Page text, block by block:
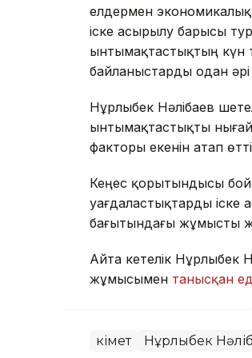
елдермен экономикалық
іске асырылу барысы
ынтымақтастықтың күн
байланыстарды одан
Нұрлыбек Нәлібаев
ынтымақтастықты
факторы екенін атап
Кеңес қорытындысы
уағдаластықтарды
бағытындағы жұмысты
Айта кетелік Нұрлыбек
жұмысымен танысқан
Үкімет Нұрлыбек